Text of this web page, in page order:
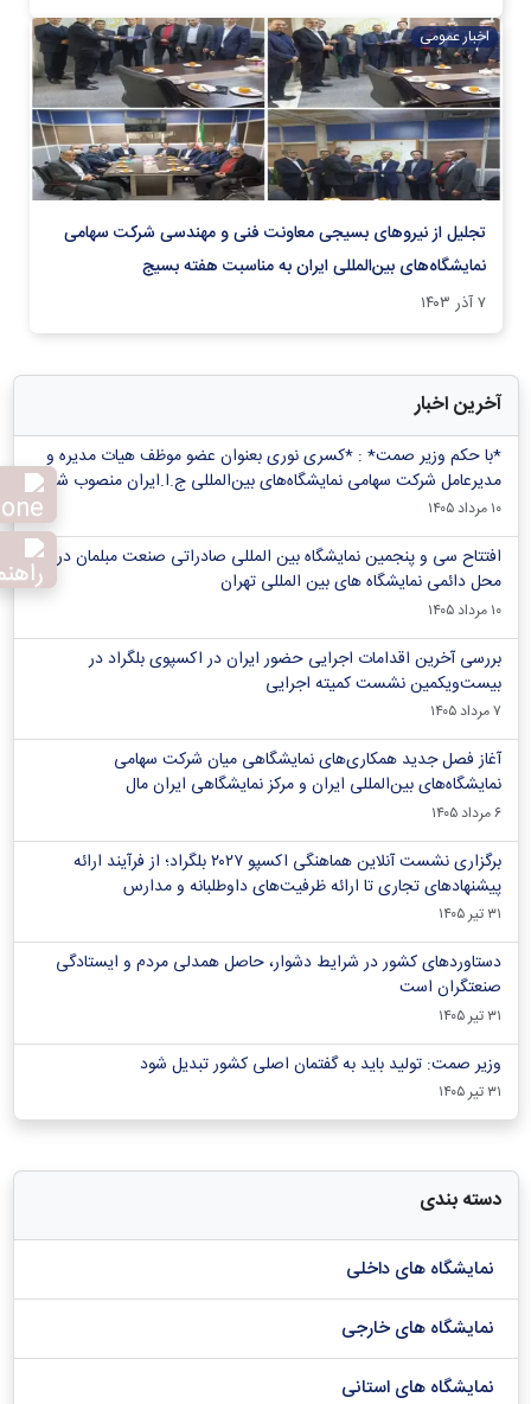
اخبار عمومی
تجلیل از نیروهای بسیجی معاونت فنی و مهندسی شرکت سهامی
نمایشگاه‌های بین‌المللی ایران به مناسبت هفته بسیج
۷ آذر ۱۴۰۳
آخرین اخبار
*با حکم وزیر صمت* : *کسری نوری بعنوان عضو موظف هیات مدیره و
مدیرعامل شرکت سهامی نمایشگاه‌های بین‌المللی ج.ا.ایران منصوب شد*
۱۰ مرداد ۱۴۰۵
افتتاح سی و پنجمین نمایشگاه بین المللی صادراتی صنعت مبلمان در
محل دائمی نمایشگاه های بین المللی تهران
۱۰ مرداد ۱۴۰۵
بررسی آخرین اقدامات اجرایی حضور ایران در اکسپوی بلگراد در
بیست‌ویکمین نشست کمیته اجرایی
۷ مرداد ۱۴۰۵
آغاز فصل جدید همکاری‌های نمایشگاهی میان شرکت سهامی
نمایشگاه‌های بین‌المللی ایران و مرکز نمایشگاهی ایران‌ مال
۶ مرداد ۱۴۰۵
برگزاری نشست آنلاین هماهنگی اکسپو ۲۰۲۷ بلگراد؛ از فرآیند ارائه
پیشنهادهای تجاری تا ارائه ظرفیت‌های داوطلبانه و مدارس
۳۱ تیر ۱۴۰۵
دستاوردهای کشور در شرایط دشوار، حاصل همدلی مردم و ایستادگی
صنعتگران است
۳۱ تیر ۱۴۰۵
وزیر صمت: تولید باید به گفتمان اصلی کشور تبدیل شود
۳۱ تیر ۱۴۰۵
دسته بندی
نمایشگاه های داخلی
نمایشگاه های خارجی
نمایشگاه های استانی